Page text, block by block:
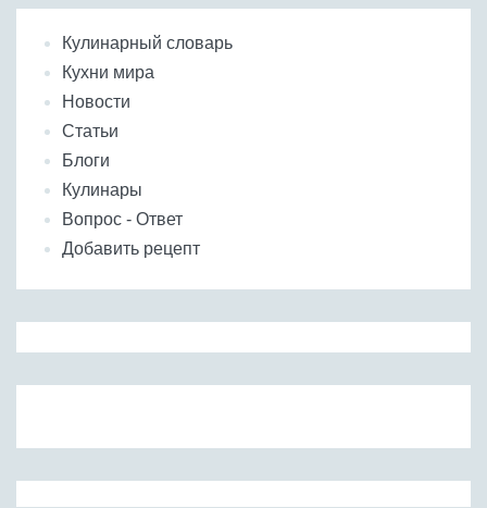
Кулинарный словарь
Кухни мира
Новости
Статьи
Блоги
Кулинары
Вопрос - Ответ
Добавить рецепт